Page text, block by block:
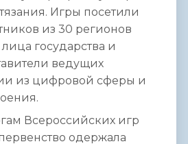
Игры посетили
из 30 регионов
государства и
ведущих
из цифровой сферы и
Всероссийских игр
одержала